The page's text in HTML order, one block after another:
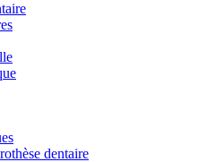
dentaire